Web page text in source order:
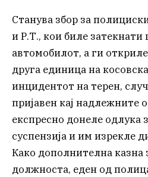
Станува збор за
и Р.Т., кои биле затекнати
автомобилот, а ги
друга единица на
инцидентот на терен,
пријавен кај надлежните
експресно донеле одлука
суспензија и им изрекле
Како дополнителна казна
должноста, еден од